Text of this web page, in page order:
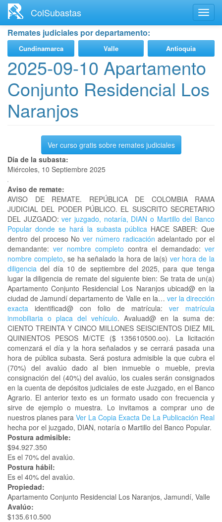
contenido
principal
ColSubastas
Remates judiciales por departamento:
Cundinamarca Valle Antioquia
2025-09-10 Apartamento
Conjunto Residencial Los
Naranjos
Ver curso gratis sobre remates judiciales
Día de la subasta:
Miércoles, 10 Septiembre 2025
Aviso de remate:
AVISO DE REMATE. REPÚBLICA DE COLOMBIA RAMA
JUDICIAL DEL PODER PÚBLICO. EL SUSCRITO SECRETARIO
DEL JUZGADO: ver juzgado, notaría, DIAN o Martillo del Banco
Popular donde se hará la subasta públicaHACE SABER: Que
dentro del proceso Nover número radicación adelantado por el
demandante: ver nombre completo contra el demandado: ver
nombre completo, se ha señalado la hora de la(s) ver hora de la
diligencia del día 10 de septiembre del 2025, para que tenga
lugar la diligencia de remate del siguiente bien: Se trata de un(a)
Apartamento Conjunto Residencial Los Naranjos ubicad@ en la
ciudad de Jamundí departamento de Valle en la… ver la dirección
exacta identificad@ con folio de matrícula: ver matrícula
inmobiliaria o placa del vehículo. Avaluad@ en la suma de:
CIENTO TREINTA Y CINCO MILLONES SEISCIENTOS DIEZ MIL
QUINIENTOS PESOS M/CTE ($ 135610500.oo). La licitación
comenzará el día y la hora señalados y se cerrará pasada una
hora de pública subasta. Será postura admisible la que cubra el
(70%) del avalúo dado al bien inmueble o mueble, previa
consignación del (40%) del avalúo, los cuales serán consignados
en la cuenta de depósitos judiciales de este Juzgado, en el Banco
Agrario. El anterior texto es un formato usado con frecuencia y
sirve de ejemplo o muestra. Lo invitamos a comprar uno de
nuestros planes para Ver La Copia Exacta De La Publicación Real
hecha por el juzgado, DIAN, notaría o Martillo del Banco Popular.
Postura admisible:
$94.927.350
Es el 70% del avalúo.
Postura hábil:
Es el 40% del avalúo.
Propiedad:
Apartamento Conjunto Residencial Los Naranjos, Jamundí, Valle
Avalúo:
$135.610.500